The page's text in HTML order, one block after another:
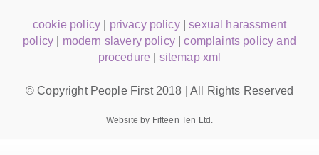
cookie policy privacy policy|sexual harassment
policy
modern slavery policy|complaints policy and
procedure
sitemap xml
© Copyright People First 2018 | All Rights Reserved
Website by Fifteen Ten Ltd.